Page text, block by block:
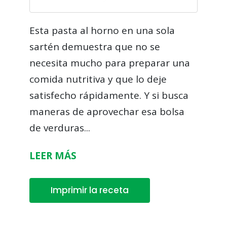
Esta pasta al horno en una sola
sartén demuestra que no se
necesita mucho para preparar una
comida nutritiva y que lo deje
satisfecho rápidamente. Y si busca
maneras de aprovechar esa bolsa
de verduras...
LEER MÁS
Imprimir la receta